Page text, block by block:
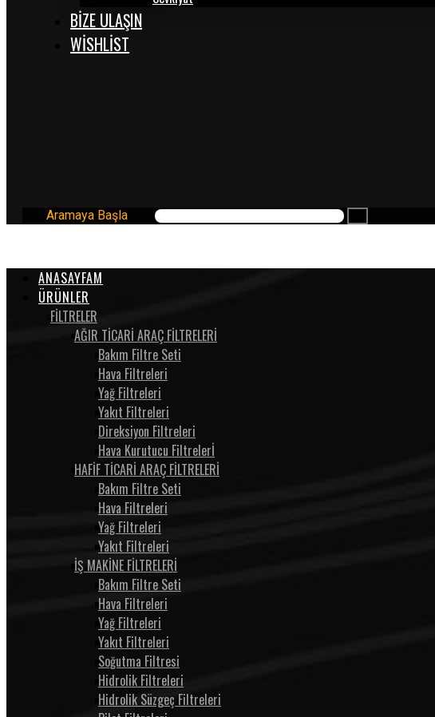
BİZE ULAŞIN
WISHLIST
Aramaya Başla
ANASAYFAM
ÜRÜNLER
FİLTRELER
AĞIR TİCARİ ARAÇ FİLTRELERİ
Bakım Filtre Seti
Hava Filtreleri
Yağ Filtreleri
Yakıt Filtreleri
Direksiyon Filtreleri
Hava Kurutucu Filtrelerİ
HAFİF TİCARİ ARAÇ FİLTRELERİ
Bakım Filtre Seti
Hava Filtreleri
Yağ Filtreleri
Yakıt Filtreleri
İŞ MAKİNE FİLTRELERİ
Bakım Filtre Seti
Hava Filtreleri
Yağ Filtreleri
Yakıt Filtreleri
Soğutma Filtresi
Hidrolik Filtreleri
Hidrolik Süzgeç Filtreleri